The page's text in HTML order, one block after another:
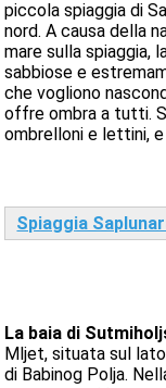
piccola spiaggia di
nord. A causa della
mare sulla spiaggia,
sabbiose e
che vogliono
offre ombra a tutti.
ombrelloni e lettini,
Spiaggia
La baia di
Mljet, situata sul
di Babinog Polja.